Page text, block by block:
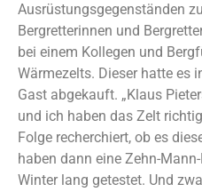
Ausrüstungsgegenständen
Bergretterinnen und
bei einem Kollegen und
Wärmezelts. Dieser hatte es
Gast abgekauft. „Klaus
und ich haben das Zelt
Folge recherchiert, ob es
haben dann eine Zehn-
Winter lang getestet. Und